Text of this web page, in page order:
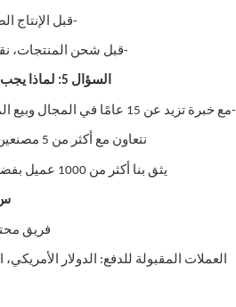
-قبل الإنتاج
-قبل شحن المنتجات،
السؤال 5: لماذا يجب أن تشتري منا وليس من موردين آخرين؟
-مع خبرة تزيد عن 15 عامًا في المجال وبيع المنتجات في أكثر من 50 دولة حول العالم.
نتعاون مع أكثر من 5 مصنعين محليين لدعم قوي ومستقر في التوريد.
يثق بنا أكثر من 1000 عميل بفضل منتجاتنا الموثوقة وخدماتنا المخصصة.
س6: ما هي الخدمات التي
فريق
العملات المقبولة للدفع: الدولار